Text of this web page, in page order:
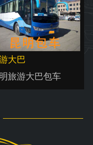
大巴
旅游大巴包车